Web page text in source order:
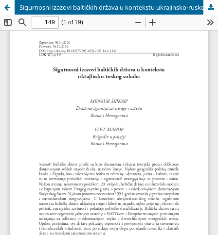
Sigurnosni izazovi baltičkih država u kontekstu ukrajinsko-ruskog sukoba